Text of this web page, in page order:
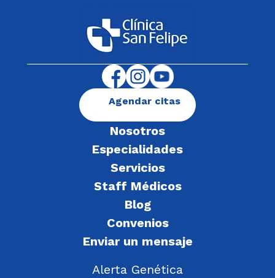
Nosotros
Especialidades
Servicios
Staff Médicos
Blog
Convenios
Enviar un mensaje
Alerta Genética
Agendar citas